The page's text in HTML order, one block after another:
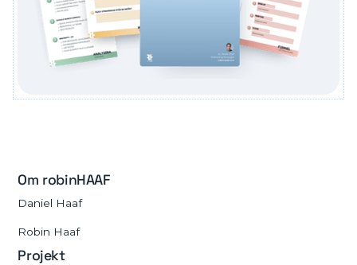
Om robinHAAF
Daniel Haaf
Robin Haaf
Projekt